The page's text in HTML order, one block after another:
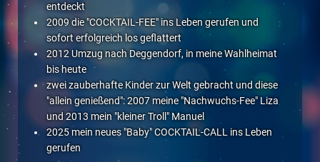
entdeckt
2009 die "COCKTAIL-FEE" ins Leben gerufen und
sofort erfolgreich los geflattert
2012 Umzug nach Deggendorf, in meine Wahlheimat
bis heute
zwei zauberhafte Kinder zur Welt gebracht und diese
"allein genießend": 2007 meine "Nachwuchs-Fee" Liza
und 2013 mein "kleiner Troll" Manuel
2025 mein neues "Baby" COCKTAIL-CALL ins Leben
gerufen